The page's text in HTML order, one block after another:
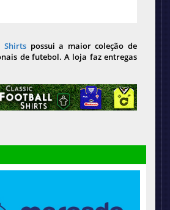
Shirts possui a maior coleção de
de futebol. A loja faz entregas